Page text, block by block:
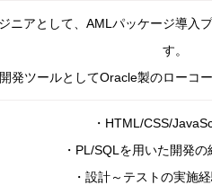
ニアとして、AMLパッケージ導入
す。
開発ツールとしてOracle製のローコ
・HTML/CSS/
・PL/SQLを用いた開発
・設計～テストの実施